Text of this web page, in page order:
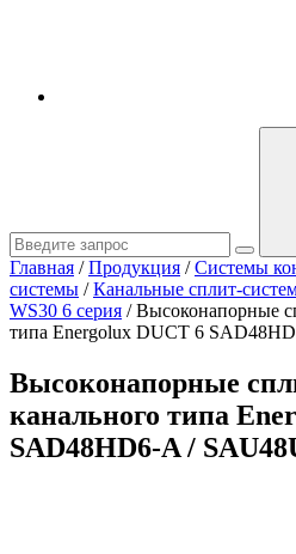
Главная / Продукция / Системы
системы / Канальные сплит-
WS30 6 серия /Высоконапорные
типа Energolux DUCT 6
Высоконапорные
канального типа
SAD48HD6-A /